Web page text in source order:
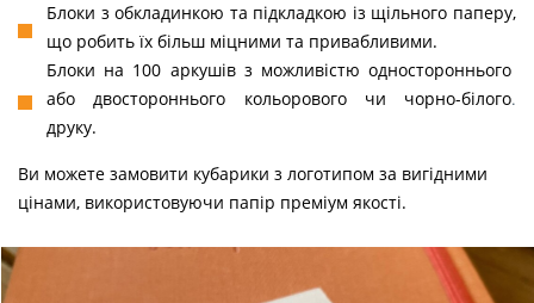
Блоки з обкладинкою та підкладкою із щільного паперу,
що робить їх більш міцними та привабливими.
Блоки на 100 аркушів з можливістю одностороннього
або двостороннього кольорового чи чорно-білого
друку.
.
Ви можете замовити кубарики з логотипом за вигідними
цінами, використовуючи папір преміум якості.